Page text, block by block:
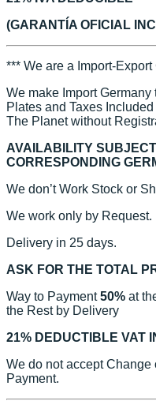
(GARANTÍA OFICIAL
*** We are a Import-
We make Import
Plates and Taxes
The Planet without
AVAILABILITY
CORRESPONDING
We don’t Work Stock or
We work only by Request.
Delivery in 25 days.
ASK FOR THE TOTAL
Way to Payment50% at
the Rest by Delivery
21% DEDUCTIBLE VAT
We do not accept Change
Payment.